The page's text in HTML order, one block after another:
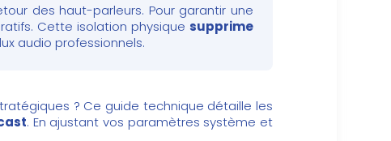
des haut-parleurs. Pour garantir une
Cette isolation physique supprime
audio professionnels.
? Ce guide technique détaille les
. En ajustant vos paramètres système et